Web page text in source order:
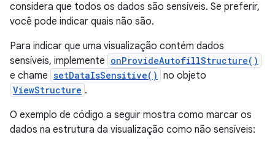
considera que todos os dados são sensíveis. Se preferir,
você pode indicar quais não são.
Para indicar que uma visualização contém dados
sensíveis, implemente onProvideAutofillStructure()
e chame setDataIsSensitive() no objeto
ViewStructure .
O exemplo de código a seguir mostra como marcar os
dados na estrutura da visualização como não sensíveis: